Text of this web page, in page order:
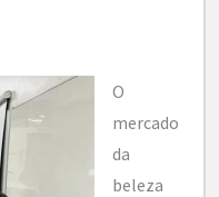
O
mercado
da
beleza